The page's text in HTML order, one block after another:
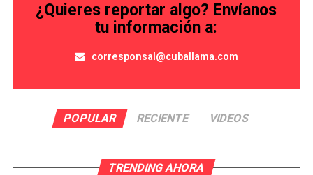
¿Quieres reportar algo? Envíanos
tu información a:
corresponsal@cuballama.com
POPULAR RECIENTE VIDEOS
TRENDING AHORA